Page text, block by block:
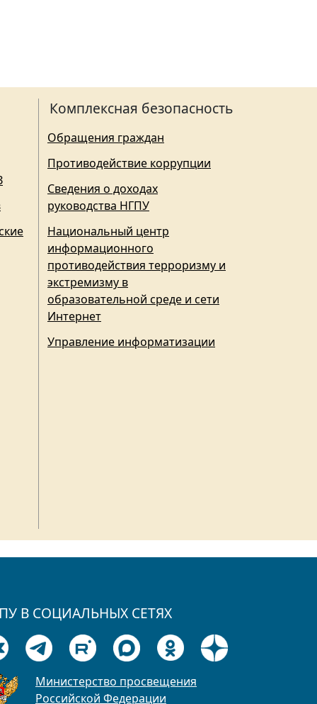
Комплексная безопасность
Обращения граждан
Противодействие коррупции
Сведения о доходах
руководства НГПУ
Национальный центр
информационного
противодействия терроризму и
экстремизму в
образовательной среде и сети
Интернет
Управление информатизации
В СОЦИАЛЬНЫХ СЕТЯХ
Министерство просвещения
Российской Федерации